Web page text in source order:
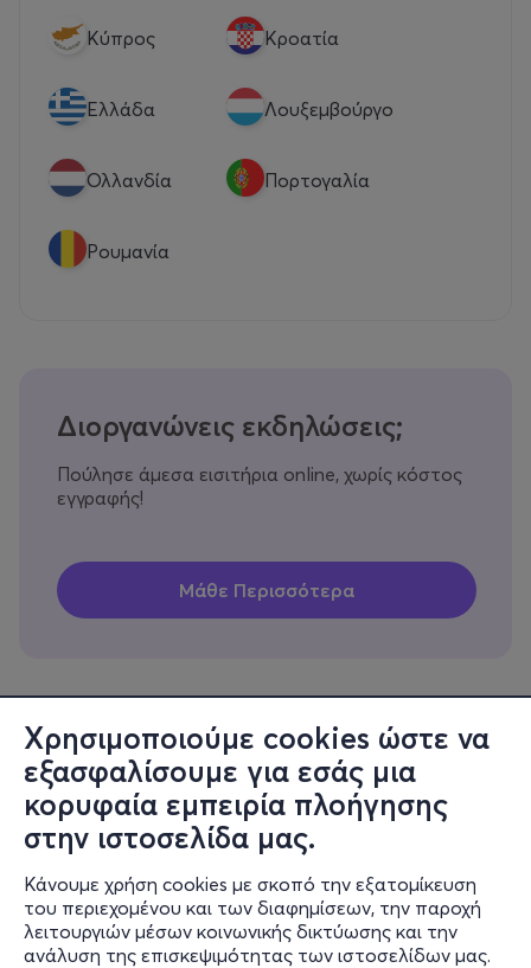
Χρησιμοποιούμε cookies ώστε να
εξασφαλίσουμε για εσάς μια
κορυφαία εμπειρία πλοήγησης
στην ιστοσελίδα μας.
Κάνουμε χρήση cookies με σκοπό την εξατομίκευση
του περιεχομένου και των διαφημίσεων, την παροχή
λειτουργιών μέσων κοινωνικής δικτύωσης και την
ανάλυση της επισκεψιμότητας των ιστοσελίδων μας.
Κύπρος Κροατία
Eλλάδα Λουξεμβούργο
Ολλανδία Πορτογαλία
Ρουμανία
Διοργανώνεις εκδηλώσεις;
Πούλησε άμεσα εισιτήρια online, χωρίς κόστος
εγγραφής!
Πληροφορίες
Υποστήριξη
Stay Connected